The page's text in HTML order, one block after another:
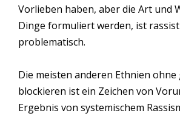
Vorlieben haben, aber die Art und
Dinge formuliert werden, ist
problematisch.
Die meisten anderen Ethnien
blockieren ist ein Zeichen von
Ergebnis von systemischem